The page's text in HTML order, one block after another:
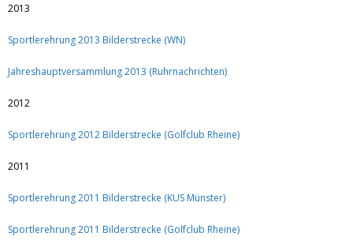
2013
Sportlerehrung 2013 Bilderstrecke (WN)
Jahreshauptversammlung 2013 (Ruhrnachrichten)
2012
Sportlerehrung 2012 Bilderstrecke (Golfclub Rheine)
2011
Sportlerehrung 2011 Bilderstrecke (KUS Münster)
Sportlerehrung 2011 Bilderstrecke (Golfclub Rheine)